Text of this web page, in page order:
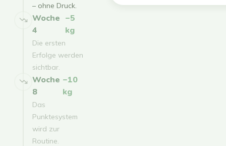
– ohne Druck.
Woche
4
−5
kg
Die ersten
Erfolge werden
sichtbar.
Woche
8
−10
kg
Das
Punktesystem
wird zur
Routine.